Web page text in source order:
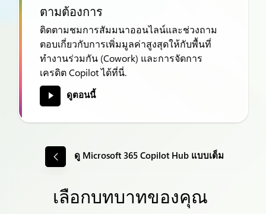
ตามต้องการ
ติดตามชมการสัมมนาออนไลน์และช่วงถาม
ตอบเกี่ยวกับการเพิ่มมูลค่าสูงสุดให้กับพื้นที่
ทำงานร่วมกัน (Cowork) และการจัดการ
เครดิต Copilot ได้ที่นี่.
ดูตอนนี้
ดู Microsoft 365 Copilot Hub แบบเต็ม
เลือกบทบาทของคุณ